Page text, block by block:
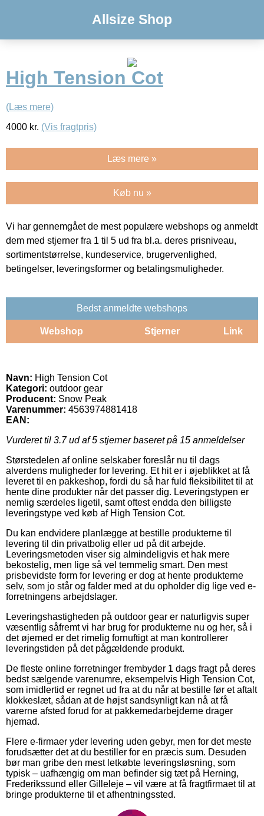
Allsize Shop
High Tension Cot
(Læs mere)
4000 kr. (Vis fragtpris)
Læs mere »
Køb nu »
Vi har gennemgået de mest populære webshops og anmeldt
dem med stjerner fra 1 til 5 ud fra bl.a. deres prisniveau,
sortimentstørrelse, kundeservice, brugervenlighed,
betingelser, leveringsformer og betalingsmuligheder.
Bedst anmeldte webshops
Webshop Stjerner Link
Navn: High Tension Cot
Kategori: outdoor gear
Producent: Snow Peak
Varenummer: 4563974881418
EAN:
Vurderet til 3.7ud af 5 stjerner baseret på 15 anmeldelser
Størstedelen af online selskaber foreslår nu til dags
alverdens muligheder for levering. Et hit er i øjeblikket at få
leveret til en pakkeshop, fordi du så har fuld fleksibilitet til at
hente dine produkter når det passer dig. Leveringstypen er
nemlig særdeles ligetil, samt oftest endda den billigste
leveringstype ved køb af High Tension Cot.
Du kan endvidere planlægge at bestille produkterne til
levering til din privatbolig eller ud på dit arbejde.
Leveringsmetoden viser sig almindeligvis et hak mere
bekostelig, men lige så vel temmelig smart. Den mest
prisbevidste form for levering er dog at hente produkterne
selv, som jo står og falder med at du opholder dig lige ved e-
forretningens arbejdslager.
Leveringshastigheden på outdoor gear er naturligvis super
væsentlig såfremt vi har brug for produkterne nu og her, så i
det øjemed er det rimelig fornuftigt at man kontrollerer
leveringstiden på det pågældende produkt.
De fleste online forretninger frembyder 1 dags fragt på deres
bedst sælgende varenumre, eksempelvis High Tension Cot,
som imidlertid er regnet ud fra at du når at bestille før et aftalt
klokkeslæt, sådan at de højst sandsynligt kan nå at få
varerne afsted forud for at pakkemedarbejderne drager
hjemad.
Flere e-firmaer yder levering uden gebyr, men for det meste
forudsætter det at du bestiller for en præcis sum. Desuden
bør man gribe den mest letkøbte leveringsløsning, som
typisk – uafhængig om man befinder sig tæt på Herning,
Frederikssund eller Gilleleje – vil være at få fragtfirmaet til at
bringe produkterne til et afhentningssted.